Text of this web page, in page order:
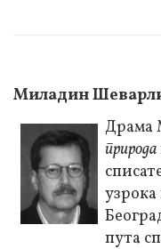
Миладин
Драма
природа
пута